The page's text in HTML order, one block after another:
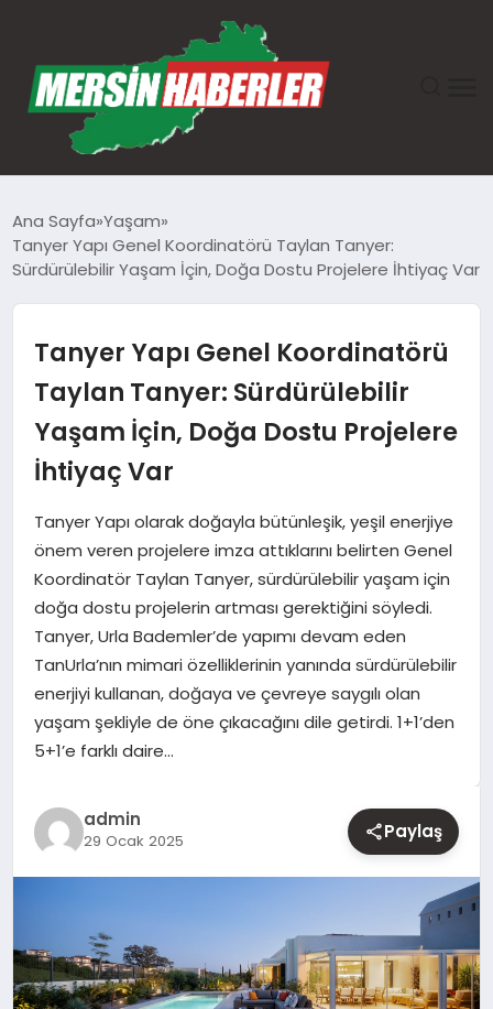
GÜNDEM
TEKNOLOJI
YAŞAM
EĞITIM
Ana Sayfa Yaşam
Tanyer Yapı Genel Koordinatörü Taylan Tanyer:
Sürdürülebilir Yaşam İçin, Doğa Dostu Projelere İhtiyaç Var
Tanyer Yapı Genel Koordinatörü
Taylan Tanyer: Sürdürülebilir
Yaşam İçin, Doğa Dostu Projelere
İhtiyaç Var
Tanyer Yapı olarak doğayla bütünleşik, yeşil enerjiye
önem veren projelere imza attıklarını belirten Genel
Koordinatör Taylan Tanyer, sürdürülebilir yaşam için
doğa dostu projelerin artması gerektiğini söyledi.
Tanyer, Urla Bademler’de yapımı devam eden
TanUrla’nın mimari özelliklerinin yanında sürdürülebilir
enerjiyi kullanan, doğaya ve çevreye saygılı olan
yaşam şekliyle de öne çıkacağını dile getirdi. 1+1’den
5+1’e farklı daire…
admin
29 Ocak 2025 Paylaş